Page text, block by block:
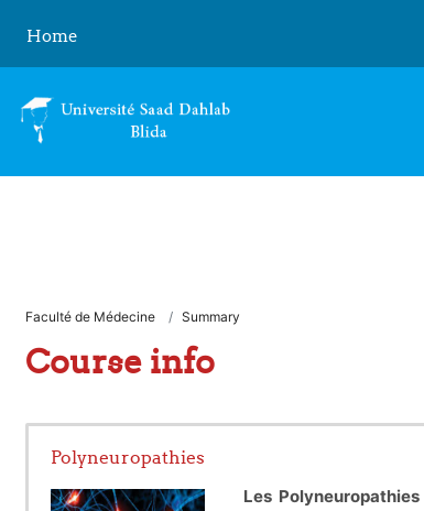
Home
Faculté de Médecine Summary
Course info
Polyneuropathies
Les Polyneuropathies